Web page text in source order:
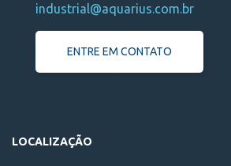
industrial@aquarius.com.br
ENTRE EM CONTATO
LOCALIZAÇÃO